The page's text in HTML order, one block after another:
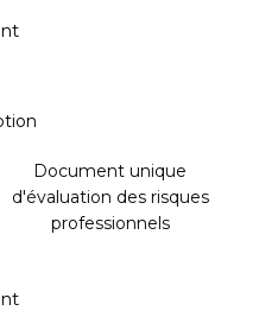
Document unique
d'évaluation des risques
professionnels